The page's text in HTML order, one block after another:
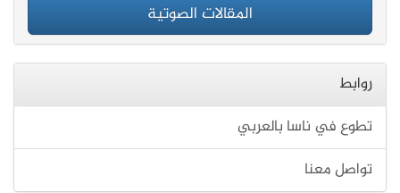
المقالات الصوتية
روابط
تطوع في ناسا بالعربي
تواصل معنا